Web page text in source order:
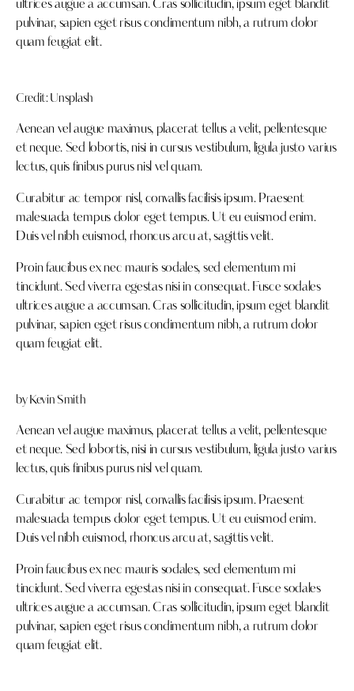
ultrices augue a accumsan. Cras sollicitudin, ipsum eget blandit
pulvinar, sapien eget risus condimentum nibh, a rutrum dolor
quam feugiat elit.
Credit: Unsplash
Aenean vel augue maximus, placerat tellus a velit, pellentesque
et neque. Sed lobortis, nisi in cursus vestibulum, ligula justo varius
lectus, quis finibus purus nisl vel quam.
Curabitur ac tempor nisl, convallis facilisis ipsum. Praesent
malesuada tempus dolor eget tempus. Ut eu euismod enim.
Duis vel nibh euismod, rhoncus arcu at, sagittis velit.
Proin faucibus ex nec mauris sodales, sed elementum mi
tincidunt. Sed viverra egestas nisi in consequat. Fusce sodales
ultrices augue a accumsan. Cras sollicitudin, ipsum eget blandit
pulvinar, sapien eget risus condimentum nibh, a rutrum dolor
quam feugiat elit.
by Kevin Smith
Aenean vel augue maximus, placerat tellus a velit, pellentesque
et neque. Sed lobortis, nisi in cursus vestibulum, ligula justo varius
lectus, quis finibus purus nisl vel quam.
Curabitur ac tempor nisl, convallis facilisis ipsum. Praesent
malesuada tempus dolor eget tempus. Ut eu euismod enim.
Duis vel nibh euismod, rhoncus arcu at, sagittis velit.
Proin faucibus ex nec mauris sodales, sed elementum mi
tincidunt. Sed viverra egestas nisi in consequat. Fusce sodales
ultrices augue a accumsan. Cras sollicitudin, ipsum eget blandit
pulvinar, sapien eget risus condimentum nibh, a rutrum dolor
quam feugiat elit.